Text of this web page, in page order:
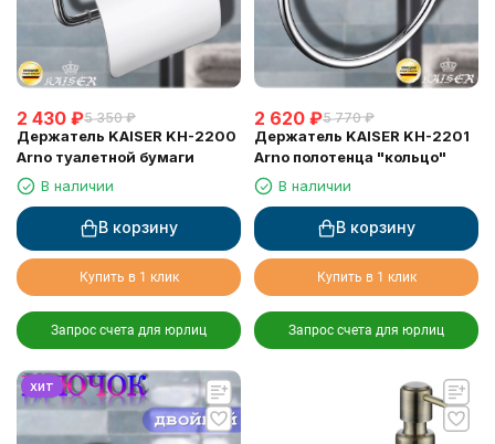
2 430 ₽5 350 ₽
Держатель KAISER KH-2200
Arno туалетной бумаги
В наличии
В корзину
Купить в 1 клик
Запрос счета для юрлиц
2 620 ₽5 770 ₽
Держатель KAISER KH-2201
Arno полотенца "кольцо"
В наличии
В корзину
Купить в 1 клик
Запрос счета для юрлиц
хит